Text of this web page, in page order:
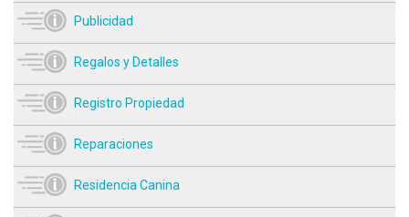
Publicidad
Regalos y Detalles
Registro Propiedad
Reparaciones
Residencia Canina